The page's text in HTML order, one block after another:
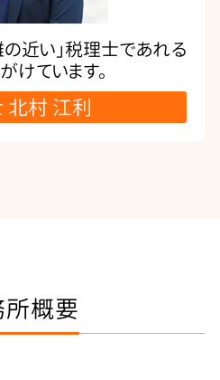
の近い」税理士であれる
けています。
北村 江利
概要